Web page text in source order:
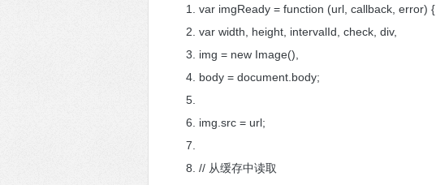
var imgReady = function (url, callback, error) {
var width, height, intervalId, check, div,
img = new Image(),
body = document.body;
img.src = url;
// 从缓存中读取